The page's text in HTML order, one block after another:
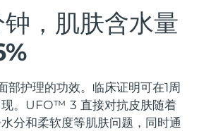
，肌肤含水量
部护理的功效。临床证明可在1周
现。UFO™ 3 直接对抗皮肤随着
分和柔软度等肌肤问题，同时通
4 套装
massage
2 套装
toning
预计送达日期 12/8/26
预计送达日期 12/8/26
预计送达日期18/8/26